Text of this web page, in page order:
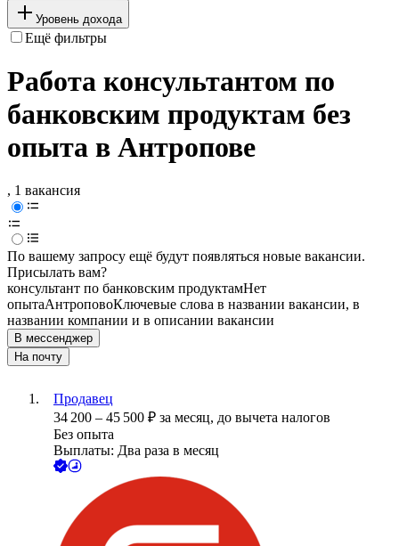
Уровень дохода
Ещё фильтры
Работа консультантом по
банковским продуктам без
опыта в Антропове
, 1 вакансия
По вашему запросу ещё будут появляться новые вакансии.
Присылать вам?
консультант по банковским продуктамНет
опытаАнтроповоКлючевые слова в названии вакансии, в
названии компании и в описании вакансии
В мессенджер
На почту
Продавец
34 200 – 45 500 ₽ за месяц, до вычета налогов
Без опыта
Выплаты: Два раза в месяц